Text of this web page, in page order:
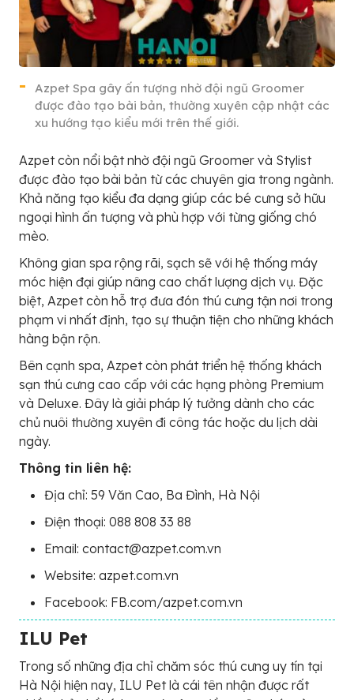
Azpet Spa gây ấn tượng nhờ đội ngũ Groomer
được đào tạo bài bản, thường xuyên cập nhật các
xu hướng tạo kiểu mới trên thế giới.
Azpet còn nổi bật nhờ đội ngũ Groomer và Stylist
được đào tạo bài bản từ các chuyên gia trong ngành.
Khả năng tạo kiểu đa dạng giúp các bé cưng sở hữu
ngoại hình ấn tượng và phù hợp với từng giống chó
mèo.
Không gian spa rộng rãi, sạch sẽ với hệ thống máy
móc hiện đại giúp nâng cao chất lượng dịch vụ. Đặc
biệt, Azpet còn hỗ trợ đưa đón thú cưng tận nơi trong
phạm vi nhất định, tạo sự thuận tiện cho những khách
hàng bận rộn.
Bên cạnh spa, Azpet còn phát triển hệ thống khách
sạn thú cưng cao cấp với các hạng phòng Premium
và Deluxe. Đây là giải pháp lý tưởng dành cho các
chủ nuôi thường xuyên đi công tác hoặc du lịch dài
ngày.
Thông tin liên hệ:
Địa chỉ: 59 Văn Cao, Ba Đình, Hà Nội
Điện thoại: 088 808 33 88
Email: contact@azpet.com.vn
Website: azpet.com.vn
Facebook: FB.com/azpet.com.vn
ILU Pet
Trong số những địa chỉ chăm sóc thú cưng uy tín tại
Hà Nội hiện nay, ILU Pet là cái tên nhận được rất